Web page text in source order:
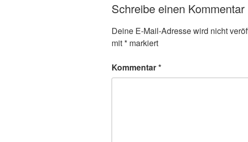
Schreibe einen Kommentar
Deine E-Mail-Adresse wird nicht
mit* markiert
Kommentar*